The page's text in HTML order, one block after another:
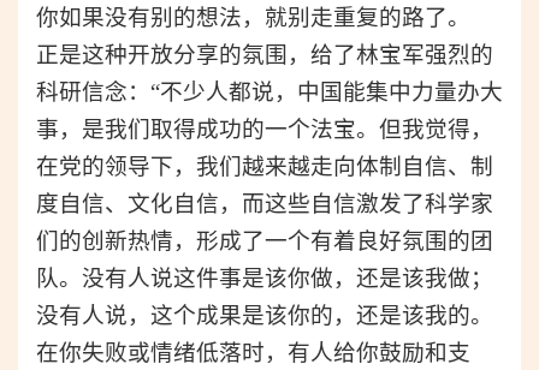
你如果没有别的想法，就别走重复的路了。
正是这种开放分享的氛围，给了林宝军强烈的
科研信念：“不少人都说，中国能集中力量办大
事，是我们取得成功的一个法宝。但我觉得，
在党的领导下，我们越来越走向体制自信、制
度自信、文化自信，而这些自信激发了科学家
们的创新热情，形成了一个有着良好氛围的团
队。没有人说这件事是该你做，还是该我做；
没有人说，这个成果是该你的，还是该我的。
在你失败或情绪低落时，有人给你鼓励和支